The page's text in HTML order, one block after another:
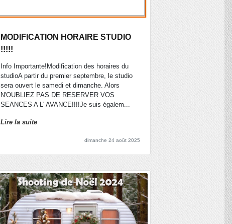
MODIFICATION HORAIRE STUDIO
!!!!!
Info Importante!Modification des horaires du
studioA partir du premier septembre, le studio
sera ouvert le samedi et dimanche. Alors
N'OUBLIEZ PAS DE RESERVER VOS
SEANCES A L' AVANCE!!!!Je suis égalem...
Lire la suite
dimanche 24 août 2025